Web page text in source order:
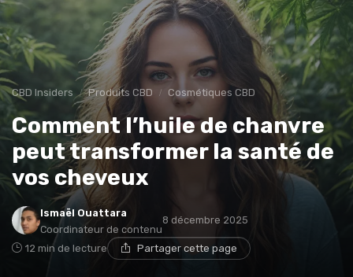
CBD Insiders Produits CBD Cosmétiques CBD
Comment l’huile de chanvre
peut transformer la santé de
vos cheveux
Ismaël Ouattara
Coordinateur de contenu
8 décembre 2025
12 min de lecture Partager cette page